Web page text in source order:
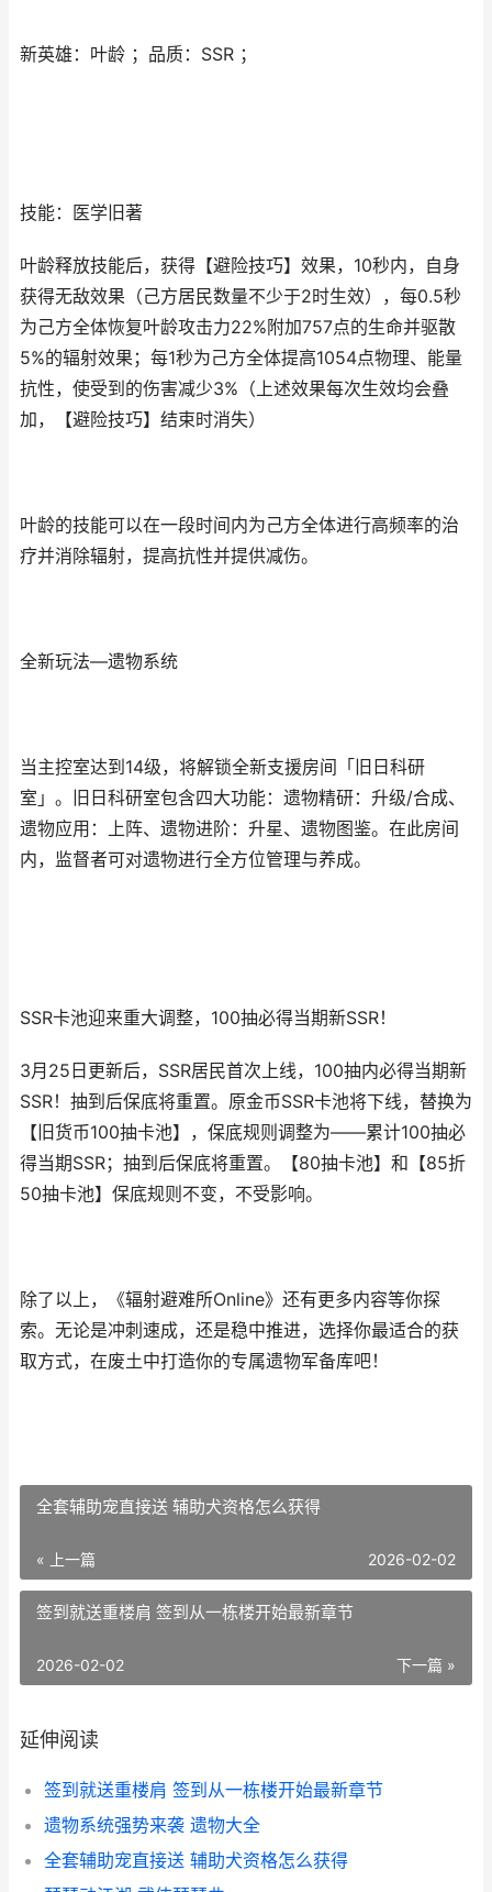
新英雄：叶龄 ；品质：SSR ；
技能：医学旧著
叶龄释放技能后，获得【避险技巧】效果，10秒内，自身
获得无敌效果（己方居民数量不少于2时生效），每0.5秒
为己方全体恢复叶龄攻击力22%附加757点的生命并驱散
5%的辐射效果；每1秒为己方全体提高1054点物理、能量
抗性，使受到的伤害减少3%（上述效果每次生效均会叠
加，【避险技巧】结束时消失）
叶龄的技能可以在一段时间内为己方全体进行高频率的治
疗并消除辐射，提高抗性并提供减伤。
全新玩法—遗物系统
当主控室达到14级，将解锁全新支援房间「旧日科研
室」。旧日科研室包含四大功能：遗物精研：升级/合成、
遗物应用：上阵、遗物进阶：升星、遗物图鉴。在此房间
内，监督者可对遗物进行全方位管理与养成。
SSR卡池迎来重大调整，100抽必得当期新SSR！
3月25日更新后，SSR居民首次上线，100抽内必得当期新
SSR！抽到后保底将重置。原金币SSR卡池将下线，替换为
【旧货币100抽卡池】，保底规则调整为——累计100抽必
得当期SSR；抽到后保底将重置。【80抽卡池】和【85折
50抽卡池】保底规则不变，不受影响。
除了以上，《辐射避难所Online》还有更多内容等你探
索。无论是冲刺速成，还是稳中推进，选择你最适合的获
取方式，在废土中打造你的专属遗物军备库吧！
全套辅助宠直接送 辅助犬资格怎么获得
« 上一篇 2026-02-02
签到就送重楼肩 签到从一栋楼开始最新章节
下一篇 »
2026-02-02
延伸阅读
签到就送重楼肩 签到从一栋楼开始最新章节
遗物系统强势来袭 遗物大全
全套辅助宠直接送 辅助犬资格怎么获得